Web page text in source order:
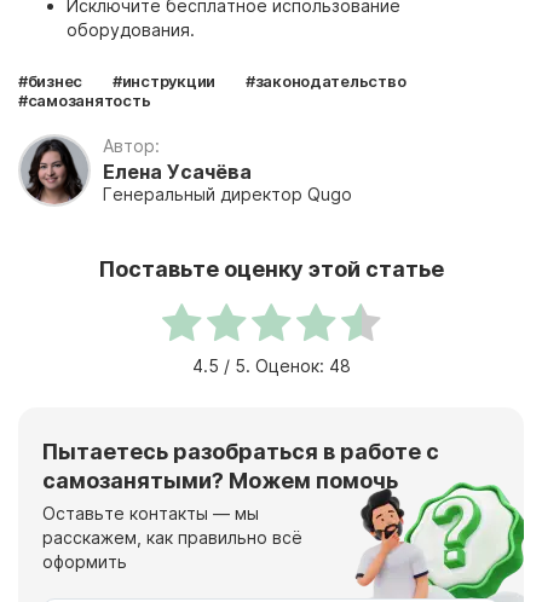
Исключите бесплатное использование
оборудования.
#бизнес #инструкции
#законодательство
#самозанятость
Автор:
Елена Усачёва
Генеральный директор Qugo
Поставьте оценку этой статье
4.5 / 5. Оценок: 48
Пытаетесь разобраться в работе с
самозанятыми? Можем помочь
Оставьте контакты — мы
расскажем, как правильно всё
оформить